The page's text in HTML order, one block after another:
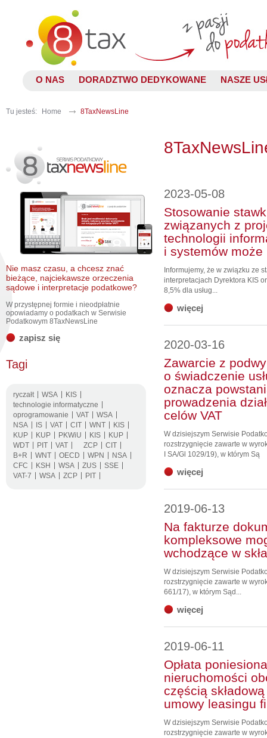
O NAS DORADZTWO DEDYKOWANE NASZE
Tu jesteś: Home 8TaxNewsLine
Nie masz czasu, a chcesz znać
bieżące, najciekawsze orzeczenia
sądowe i interpretacje podatkowe?
W przystępnej formie i nieodpłatnie
opowiadamy o podatkach w Serwisie
Podatkowym 8TaxNewsLine
zapisz się
Tagi
ryczałt WSA
KIS
technologie informatyczne
oprogramowanie
VAT
WSA
NSA
IS VAT CIT WNT
KIS
KUP
KUP PKWiU KIS
KUP
WDT
PIT VAT ZCP
CIT
B+R
WNT OECD WPN
NSA
CFC
KSH WSA ZUS
SSE
VAT-7
WSA ZCP PIT
2023-05-08
Stosowanie
związanych z
technologii
i systemów
Informujemy, że w związku ze
interpretacjach Dyrektora KIS
8,5% dla usług...
więcej
2020-03-16
Zawarcie z
o świadczenie
oznacza
prowadzenia
celów VAT
W dzisiejszym Serwisie
rozstrzygnięcie zawarte w
I SA/Gl 1029/19), w którym Są
więcej
2019-06-13
Na fakturze
kompleksowe
wchodzące w
W dzisiejszym Serwisie
rozstrzygnięcie zawarte w
661/17), w którym Sąd...
więcej
2019-06-11
Opłata
nieruchomości
częścią
umowy leasingu
W dzisiejszym Serwisie
rozstrzygnięcie zawarte w